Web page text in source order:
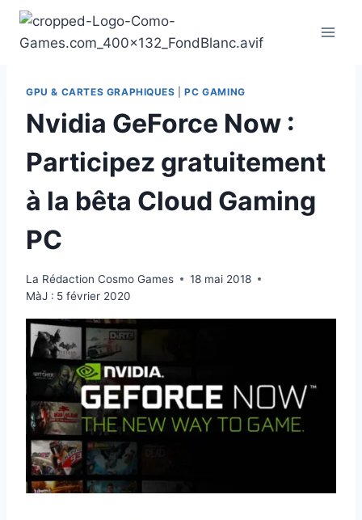
Aller
contenu
GPU & CARTES GRAPHIQUES |PC GAMING
Nvidia GeForce Now :
Participez gratuitement
à la bêta Cloud Gaming
PC
La Rédaction Cosmo Games
18 mai 2018
MàJ : 5 février 2020